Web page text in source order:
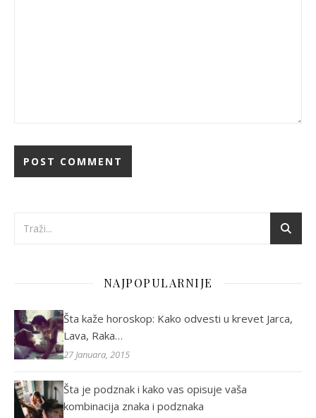
NAJPOPULARNIJE
Šta kaže horoskop: Kako odvesti u krevet Jarca,
Lava, Raka…
27 Januara, 2015
Šta je podznak i kako vas opisuje vaša
kombinacija znaka i podznaka